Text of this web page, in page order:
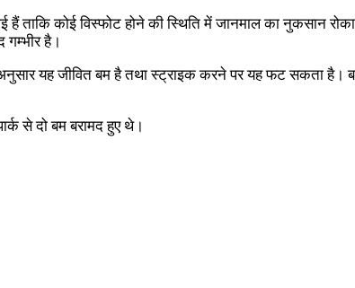
ताकि कोई विस्फोट होने की स्थिति में जानमाल का नुकसान
गम्भीर है।
यह जीवित बम है तथा स्ट्राइक करने पर यह फट सकता
से दो बम बरामद हुए थे।